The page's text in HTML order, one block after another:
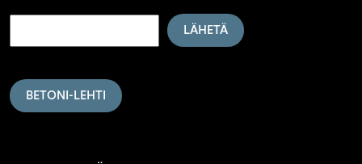
LÄHETÄ
BETONI-LEHTI